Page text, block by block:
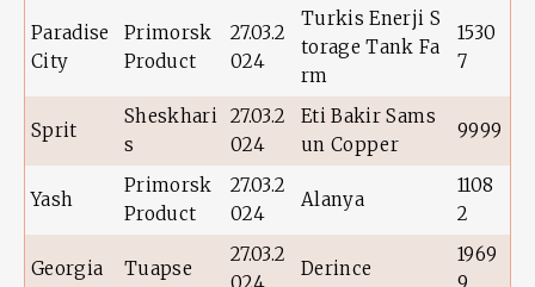
Paradise
City
Primorsk
Product
27.03.2
024
Turkis Enerji S
torage Tank Fa
rm
1530
7
Sprit
Sheskhari
s
27.03.2
024
Eti Bakir Sams
un Copper
9999
Yash
Primorsk
Product
27.03.2
024
Alanya
1108
2
Georgia Tuapse
27.03.2
Derince
1969